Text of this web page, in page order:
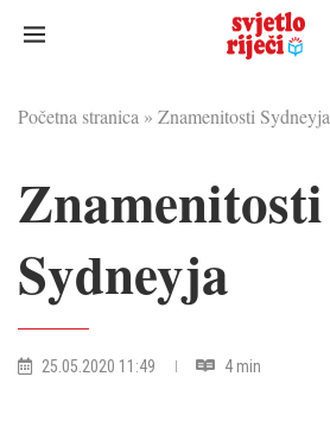
Početna stranica » Znamenitosti Sydneyja
Znamenitosti
Sydneyja
25.05.2020 11:49 4 min